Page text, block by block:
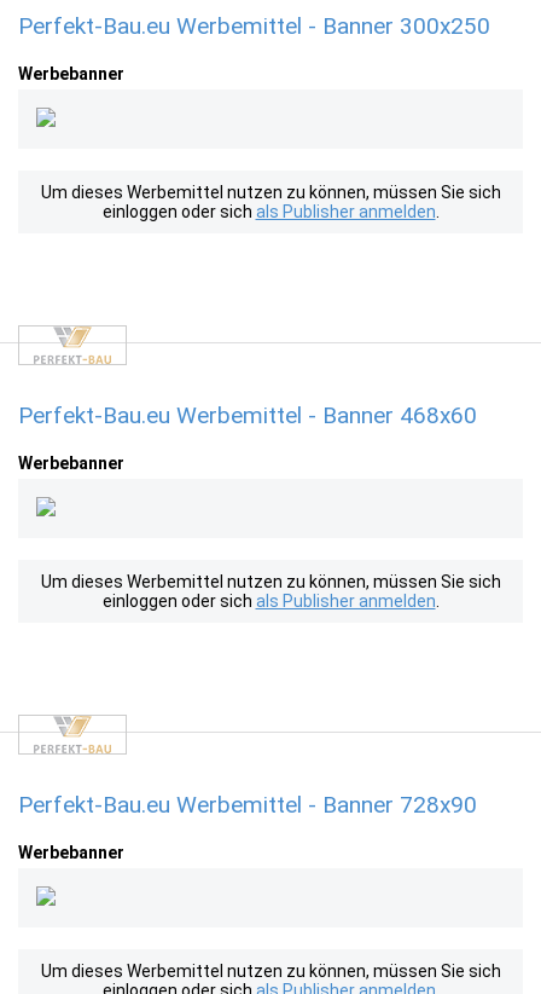
Perfekt-Bau.eu Werbemittel - Banner 300x250
Werbebanner
Um dieses Werbemittel nutzen zu können, müssen Sie sich
einloggen oder sich als Publisher anmelden
Perfekt-Bau.eu Werbemittel - Banner 468x60
Werbebanner
Um dieses Werbemittel nutzen zu können, müssen Sie sich
einloggen oder sich als Publisher anmelden
Perfekt-Bau.eu Werbemittel - Banner 728x90
Werbebanner
Um dieses Werbemittel nutzen zu können, müssen Sie sich